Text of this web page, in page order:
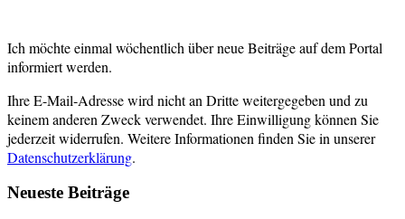
Ich möchte einmal wöchentlich über neue Beiträge auf dem Portal
informiert werden.
Ihre E-Mail-Adresse wird nicht an Dritte weitergegeben und zu
keinem anderen Zweck verwendet. Ihre Einwilligung können Sie
jederzeit widerrufen. Weitere Informationen finden Sie in unserer
Datenschutzerklärung.
Neueste Beiträge